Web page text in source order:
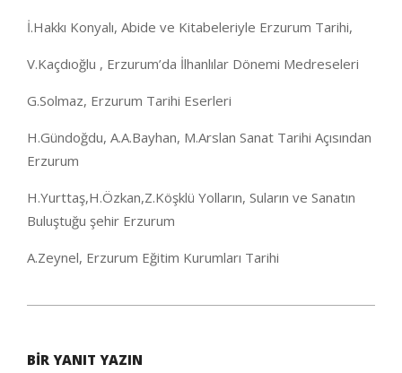
İ.Hakkı Konyalı, Abide ve Kitabeleriyle Erzurum Tarihi,
V.Kaçdıoğlu , Erzurum’da İlhanlılar Dönemi Medreseleri
G.Solmaz, Erzurum Tarihi Eserleri
H.Gündoğdu, A.A.Bayhan, M.Arslan Sanat Tarihi Açısından
Erzurum
H.Yurttaş,H.Özkan,Z.Köşklü Yolların, Suların ve Sanatın
Buluştuğu şehir Erzurum
A.Zeynel, Erzurum Eğitim Kurumları Tarihi
29
BIR YANIT YAZIN